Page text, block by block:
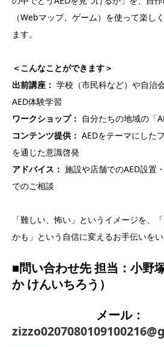
（Webマップ、ゲーム）を使って楽し
ます。
＜こんなことができます＞
出前講座： 学校（市民科など）や自治
AED体験学習
ワークショップ： 自分たちの地域の「
コンテンツ提供： AEDをテーマにした
を通じた意識啓発
アドバイス： 施設や店舗でのAED設置
でのご相談
「難しい、怖い」というイメージを、
かも」という自信に変えるお手伝いをい
■問い合わせ先 担当：小野
か けんいちろう）
メール：